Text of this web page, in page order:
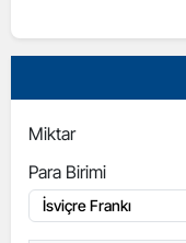
Miktar
Para Birimi